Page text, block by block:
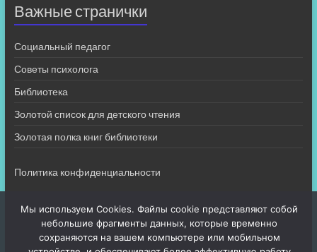
Важные странички
Социальный педагог
Советы психолога
Библиотека
Золотой список для детского чтения
Золотая полка книг библиотеки
Политика конфиденциальности
Мы используем Cookies. Файлы cookie представляют собой
небольшие фрагменты данных, которые временно
сохраняются на вашем компьютере или мобильном